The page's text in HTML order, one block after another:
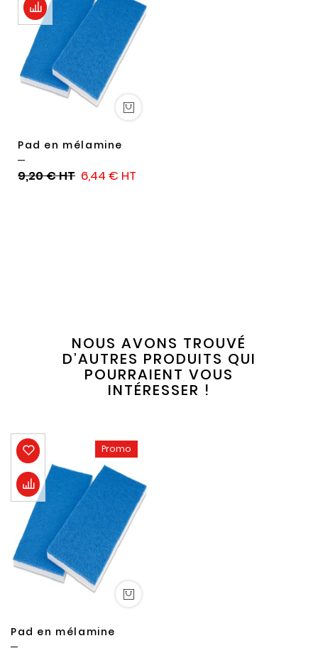
Pad en mélamine
6,44 €
9,20 €
NOUS AVONS TROUVÉ
D’AUTRES PRODUITS QUI
POURRAIENT VOUS
INTÉRESSER !
Promo
Pad en mélamine